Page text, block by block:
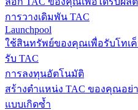
การวางเดิมพัน TAC
Launchpool
ใช้สินทรัพย์ของคุณเพื่อรับโทเ
รับ TAC
การลงทุนอัตโนมัติ
สร้างตำแหน่ง TAC ของคุณอย่
แบบเกิดซ้ำ